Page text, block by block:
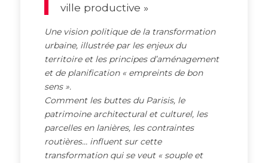
ville productive »
Une vision politique de la transformation
urbaine, illustrée par les enjeux du
territoire et les principes d’aménagement
et de planification « empreints de bon
sens ».
Comment les buttes du Parisis, le
patrimoine architectural et culturel, les
parcelles en lanières, les contraintes
routières… influent sur cette
transformation qui se veut « souple et